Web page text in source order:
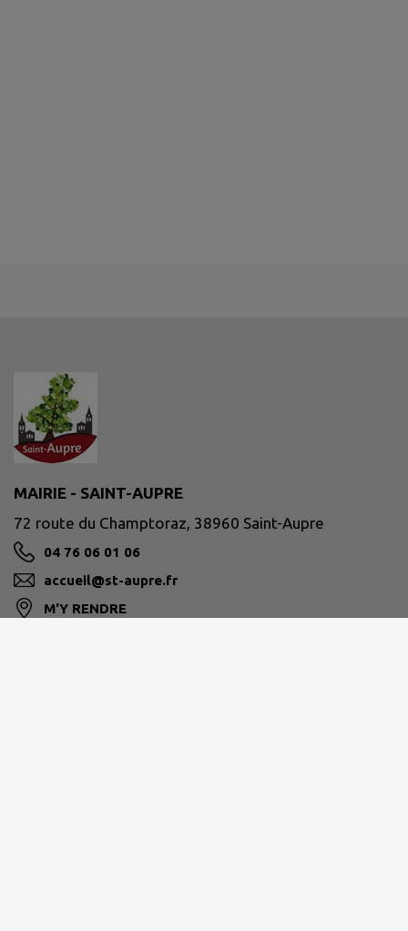
MAIRIE - SAINT-AUPRE
72 route du Champtoraz, 38960 Saint-Aupre
04 76 06 01 06
accueil@st-aupre.fr
M'Y RENDRE